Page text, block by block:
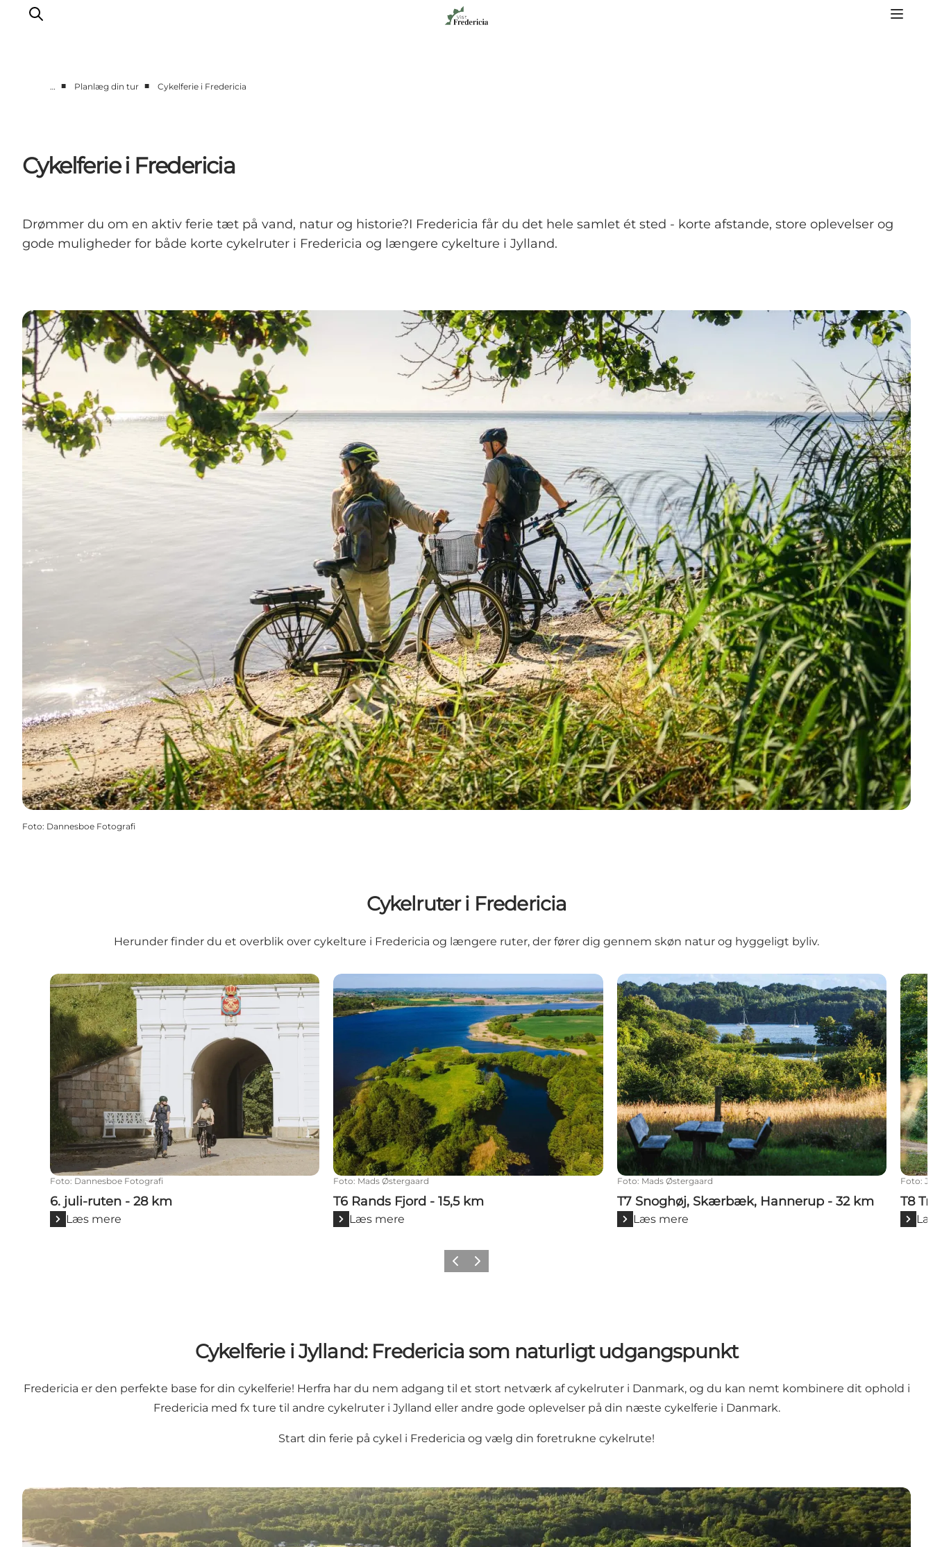
Spisesteder
Overnatning
Book guidet tur
… ■ Planlæg din tur ■ Cykelferie i Fredericia
Cykelferie i Fredericia
Drømmer du om en aktiv ferie tæt på vand, natur og historie?I Fredericia får du det hele samlet ét sted - korte afstande, store oplevelser og
gode muligheder for både korte cykelruter i Fredericia og længere cykelture i Jylland.
Foto: Dannesboe Fotografi
Cykelruter i Fredericia
Herunder finder du et overblik over cykelture i Fredericia og længere ruter, der fører dig gennem skøn natur og hyggeligt byliv.
6. juli-ruten - 28 km
Foto: Dannesboe Fotografi
6. juli-ruten - 28 km
Læs mere
T6 Rands Fjord - 15,5 km
Foto: Mads Østergaard
T6 Rands Fjord - 15,5 km
Læs mere
T7 Snoghøj, Skærbæk, Hannerup - 32 km
Foto: Mads Østergaard
T7 Snoghøj, Skærbæk, Hannerup - 32 km
Læs mere
T8
Foto:
T8
Forrige billede
Næste billede
Cykelferie i Jylland: Fredericia som naturligt udgangspunkt
Fredericia er den perfekte base for din cykelferie! Herfra har du nem adgang til et stort netværk af cykelruter i Danmark, og du kan nemt kombinere dit ophold i
Fredericia med fx ture til andre cykelruter i Jylland eller andre gode oplevelser på din næste cykelferie i Danmark.
Start din ferie på cykel i Fredericia og vælg din foretrukne cykelrute!
Læs mere her